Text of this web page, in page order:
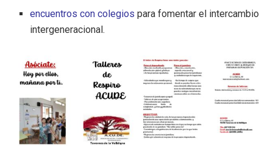
encuentros con colegios para fomentar el intercambio
intergeneracional.